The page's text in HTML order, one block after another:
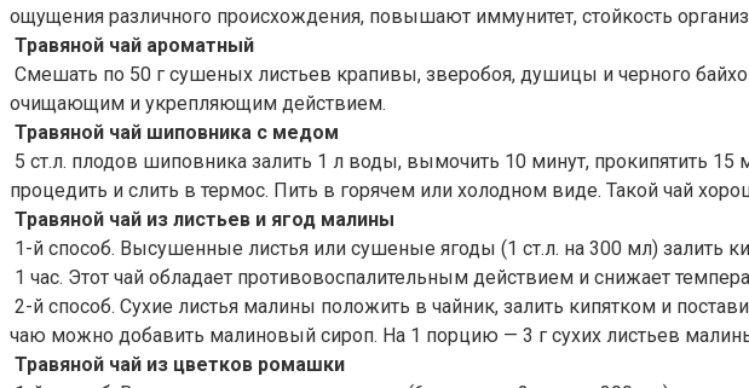
ощущения различного происхождения, повышают иммунитет, стойкость
Травяной чай ароматный
Смешать по 50 г сушеных листьев крапивы, зверобоя, душицы и черного
очищающим и укрепляющим действием.
Травяной чай шиповника с медом
5 ст.л. плодов шиповника залить 1 л воды, вымочить 10 минут, прокипятить 15
процедить и слить в термос. Пить в горячем или холодном виде. Такой чай
Травяной чай из листьев и ягод малины
1-й способ. Высушенные листья или сушеные ягоды (1 ст.л. на 300 мл) залить
1 час. Этот чай обладает противовоспалительным действием и снижает
2-й способ. Сухие листья малины положить в чайник, залить кипятком и
чаю можно добавить малиновый сироп. На 1 порцию — 3 г сухих листьев
Травяной чай из цветков ромашки